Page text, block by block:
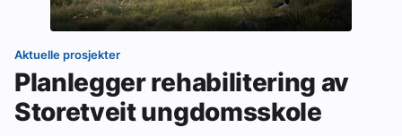
Aktuelle prosjekter
Planlegger rehabilitering av
Storetveit ungdomsskole